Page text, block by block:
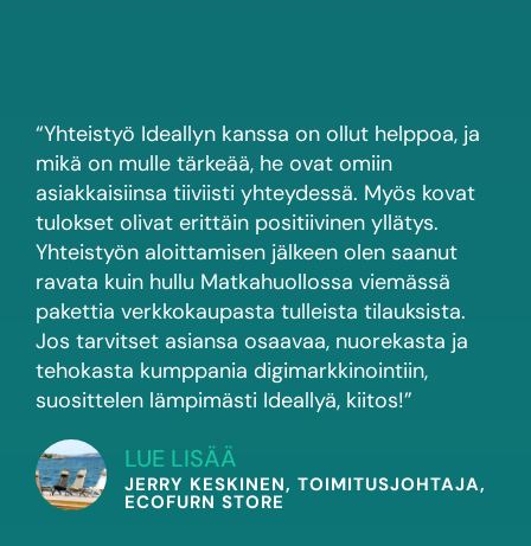
“Yhteistyö Ideallyn kanssa on ollut helppoa, ja
mikä on mulle tärkeää, he ovat omiin
asiakkaisiinsa tiiviisti yhteydessä. Myös kovat
tulokset olivat erittäin positiivinen yllätys.
Yhteistyön aloittamisen jälkeen olen saanut
ravata kuin hullu Matkahuollossa viemässä
pakettia verkkokaupasta tulleista tilauksista.
Jos tarvitset asiansa osaavaa, nuorekasta ja
tehokasta kumppania digimarkkinointiin,
suosittelen lämpimästi Ideallyä, kiitos!”
LUE LISÄÄ
JERRY KESKINEN, TOIMITUSJOHTAJA,
ECOFURN STORE